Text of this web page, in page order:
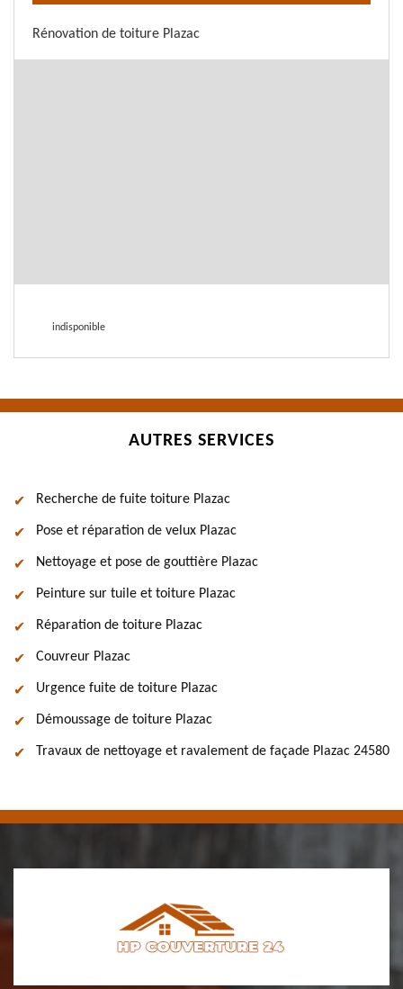
Rénovation de toiture Plazac
indisponible
AUTRES SERVICES
Recherche de fuite toiture Plazac
Pose et réparation de velux Plazac
Nettoyage et pose de gouttière Plazac
Peinture sur tuile et toiture Plazac
Réparation de toiture Plazac
Couvreur Plazac
Urgence fuite de toiture Plazac
Démoussage de toiture Plazac
Travaux de nettoyage et ravalement de façade Plazac 24580